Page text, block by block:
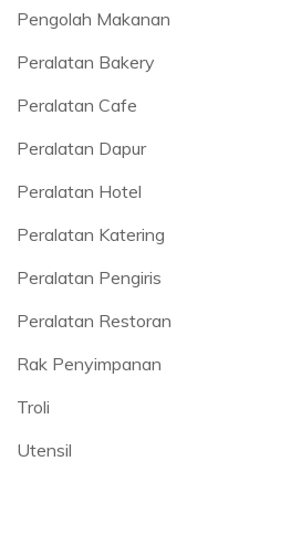
Pengolah Makanan
Peralatan Bakery
Peralatan Cafe
Peralatan Dapur
Peralatan Hotel
Peralatan Katering
Peralatan Pengiris
Peralatan Restoran
Rak Penyimpanan
Troli
Utensil